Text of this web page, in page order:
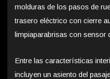
molduras de los pasos de
trasero eléctrico con cierre
limpiaparabrisas con sensor
Entre las características
incluyen un asiento del